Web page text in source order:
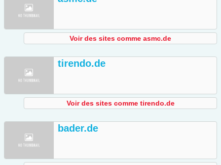
Voir des sites comme asmc.de
tirendo.de
Voir des sites comme tirendo.de
bader.de